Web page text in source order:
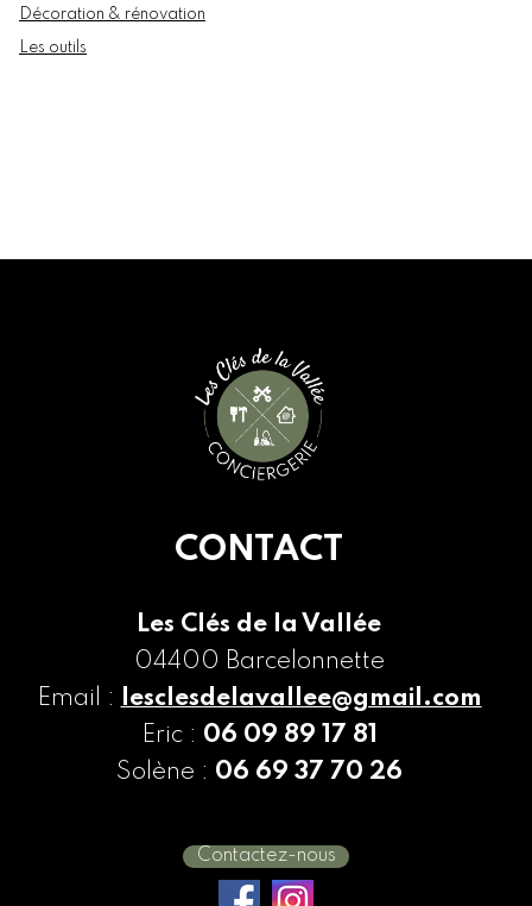
Décoration & rénovation
Les outils
CONTACT
Les Clés de la Vallée
04400 Barcelonnette
Email :
lesclesdelavallee@gmail.com
Eric : 06 09 89 17 81
Solène : 06 69 37 70 26
Contactez-nous